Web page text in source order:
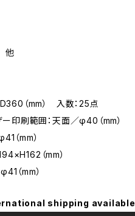
他
（mm） 入数：25点
印刷範囲：天面／φ40（mm）
（mm）
（mm）
（mm）
shipping available